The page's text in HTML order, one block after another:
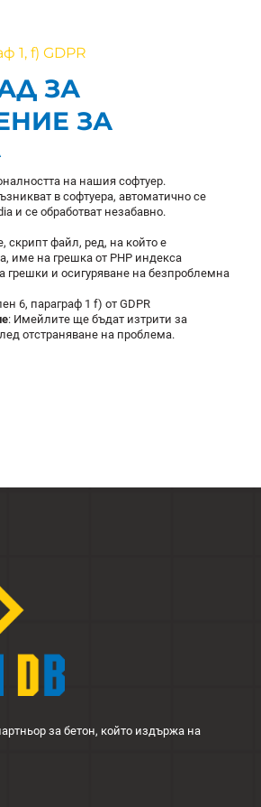
1, f) GDPR
ЗА
ЗА
на нашия софтуер.
в софтуера, автоматично се
и се обработват незабавно.
скрипт файл, ред, на който е
име на грешка от PHP индекса
грешки и осигуряване на безпроблемна
6, параграф 1 f) от GDPR
: Имейлите ще бъдат изтрити за
отстраняване на проблема.
за бетон, който издържа на